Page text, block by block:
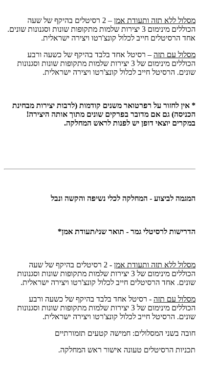
מסלול ללא תזה ותעודת אמן
– 2 רסיטלים בהיקף של שעה
הכוללים מינימום 3 יצירות שלמות מתקופות שונות וסגנונות שונים.
אחד הרסיטלים חייב לכלול קונצ'רטו ויצירה ישראלית.
מסלול עם תזה – רסיטל אחד בלבד בהיקף של כשעה ורבע
הכוללים מינימום של 3 יצירות שלמות מתקופות שונות וסגנונות
שונים. הרסיטל חייב לכלול קונצ'רטו ויצירה ישראלית.
* אין לחזור על רפרטואר משנים קודמות (לרבות יצירות מבחינת
הכניסה) גם אם מדובר בפרקים שונים מתוך אותה היצירה!
במקרים יוצאי דופן יש לפנות לראש המחלקה.
המגמה לביצוע - המחלקה לכלי נשיפה והקשה ונבל
הדרישות לרסיטלי גמר - תואר שני/תעודת אמן*
מסלול ללא תזה ותעודת אמן
- 2 רסיטלים בהיקף של שעה
הכוללים מינימום של 3 יצירות שלמות מתקופות שונות וסגנונות
שונים. אחד הרסיטלים חייב לכלול קונצ'רטו ויצירה ישראלית.
מסלול עם תזה - רסיטל אחד בלבד בהיקף של כשעה ורבע
הכוללים מינימום של 3 יצירות שלמות מתקופות שונות וסגנונות
שונים. הרסיטל חייב לכלול קונצ'רטו ויצירה ישראלית.
חובה בשני המסלולים: חמישה קטעים תזמורתיים
תכניות הרסיטלים טעונה אישור ראש המחלקה.